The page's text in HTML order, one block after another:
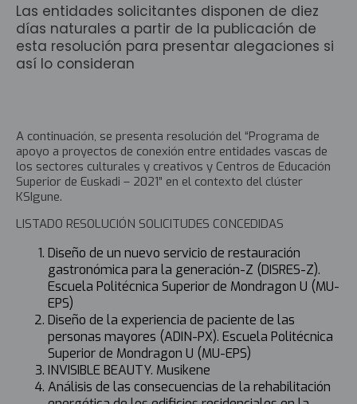
Las entidades solicitantes disponen de diez
días naturales a partir de la publicación de
esta resolución para presentar alegaciones si
así lo consideran
A continuación, se presenta resolución del “Programa de
apoyo a proyectos de conexión entre entidades vascas de
los sectores culturales y creativos y Centros de Educación
Superior de Euskadi – 2021” en el contexto del clúster
KSIgune.
LISTADO RESOLUCIÓN SOLICITUDES CONCEDIDAS
Diseño de un nuevo servicio de restauración
gastronómica para la generación-Z (DISRES-Z).
Escuela Politécnica Superior de Mondragon U (MU-
EPS)
Diseño de la experiencia de paciente de las
personas mayores (ADIN-PX). Escuela Politécnica
Superior de Mondragon U (MU-EPS)
INVISIBLE BEAUTY. Musikene
Análisis de las consecuencias de la rehabilitación